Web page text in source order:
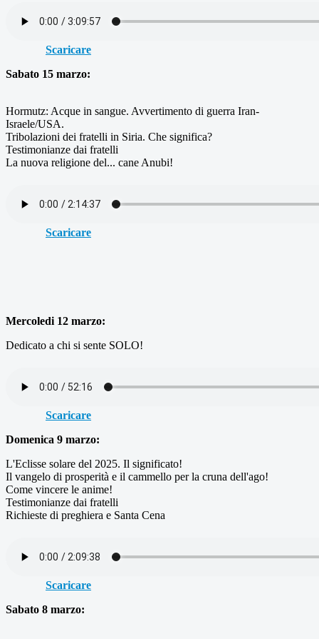
Scaricare
Sabato 15 marzo:
Hormutz: Acque in sangue. Avvertimento di guerra Iran-
Israele/USA.
Tribolazioni dei fratelli in Siria. Che significa?
Testimonianze dai fratelli
La nuova religione del... cane Anubi!
Scaricare
Mercoledi 12 marzo:
Dedicato a chi si sente SOLO!
Scaricare
Domenica 9 marzo:
L'Eclisse solare del 2025. Il significato!
Il vangelo di prosperità e il cammello per la cruna dell'ago!
Come vincere le anime!
Testimonianze dai fratelli
Richieste di preghiera e Santa Cena
Scaricare
Sabato 8 marzo: